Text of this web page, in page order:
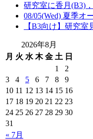
研究室に香月(B3)
08/05(Wed) 夏季オ
【B3向け】研究
2026年8月
月 火 水 木 金 土 日
« 7月
1
2
3
4 5 6 7 8
9
10 11 12 13 14 15 16
17 18 19 20 21 22 23
24 25 26 27 28 29 30
31